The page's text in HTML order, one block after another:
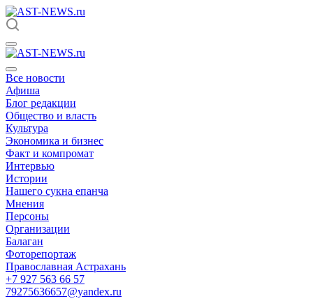
Все новости
Афиша
Блог редакции
Общество и власть
Культура
Экономика и бизнес
Факт и компромат
Интервью
Истории
Нашего сукна епанча
Мнения
Персоны
Организации
Балаган
Фоторепортаж
Православная Астрахань
+7 927 563 66 57
79275636657@yandex.ru